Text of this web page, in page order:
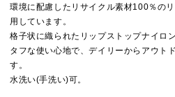
環境に配慮したリサイクル素材100％の
用しています。
格子状に織られたリップストップナイロ
タフな使い心地で、デイリーからアウト
す。
水洗い(手洗い)可。